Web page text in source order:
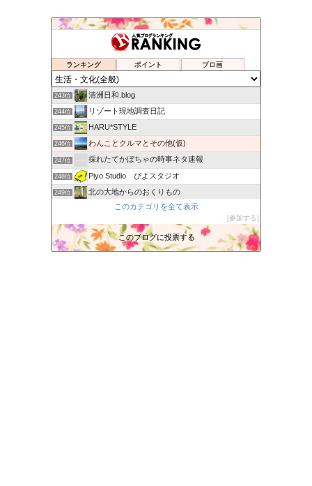
ランキング ポイント ブロ画
239位 通販でニコニコ生活
（中華朝鮮）民主党から日本を守る！
241位 skog BLOG
242位 ミニママのblog
243位 清洲日和.blog
244位 リゾート現地調査日記
245位 HARU*STYLE
246位 わんことクルマとその他(仮)
247位 採れたてかぼちゃの時事ネタ速報
248位 Piyo Studio ぴよスタジオ
249位 北の大地からのおくりもの
あかりブログ
251位 三度目の正直
252位 よいよい行進曲
このカテゴリを全て表示
参加する
このブログに投票する